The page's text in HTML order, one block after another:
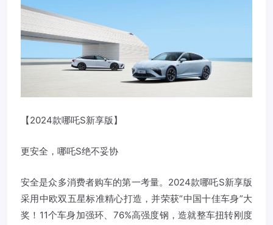
【2024款哪吒S新享版】
更安全，哪吒S绝不妥协
安全是众多消费者购车的第一考量。2024款哪吒S新享版
采用中欧双五星标准精心打造，并荣获“中国十佳车身”大
奖！11个车身加强环、76%高强度钢，造就整车扭转刚度